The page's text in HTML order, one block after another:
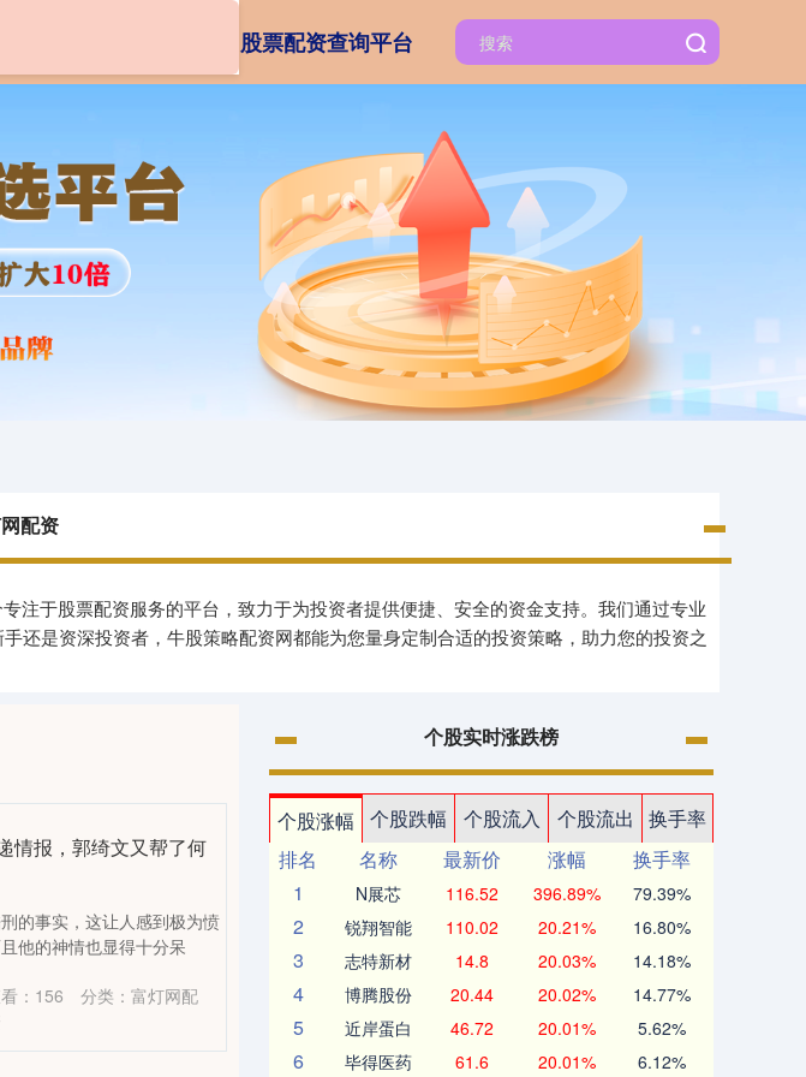
股票配资查询平台
配资
注于股票配资服务的平台，致力于为投资者提供便捷、安全的资金支持。我们通过专业
还是资深投资者，牛股策略配资网都能为您量身定制合适的投资策略，助力您的投资之
情报，郭绮文又帮了何
的事实，这让人感到极为愤
他的神情也显得十分呆
： 156 分类： 富灯网配
个股实时涨跌榜
个股涨幅 个股跌幅 个股流入 个股流出
换手率
排名
名称 最新价 涨幅
换手率
1
N展芯 116.52 396.89% 79.39%
2 锐翔智能 110.02 20.21% 16.80%
3 志特新材 14.8 20.03% 14.18%
4 博腾股份 20.44 20.02% 14.77%
5 近岸蛋白 46.72 20.01% 5.62%
6 毕得医药 61.6 20.01% 6.12%